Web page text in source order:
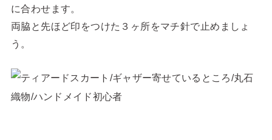
に合わせます。
両脇と先ほど印をつけた３ヶ所をマチ針で止めましょ
う。